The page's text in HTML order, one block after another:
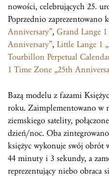
nowości, celebrujących 25.
Poprzednio zaprezentowano
Anniversary”, Grand Lange
Anniversary”, Little Lange 1
Tourbillon Perpetual
1 Time Zone „25th
Bazą modelu z fazami
roku. Zaimplementowano w
ziemskiego satelity,
dzień/noc. Oba
księżyc wykonuje swój obrót
44 minuty i 3 sekundy, a
reprezentujący niebo obraca